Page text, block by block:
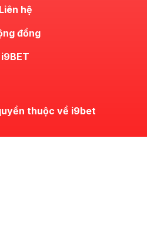
Liên hệ
đồng
i9BET
thuộc về i9bet